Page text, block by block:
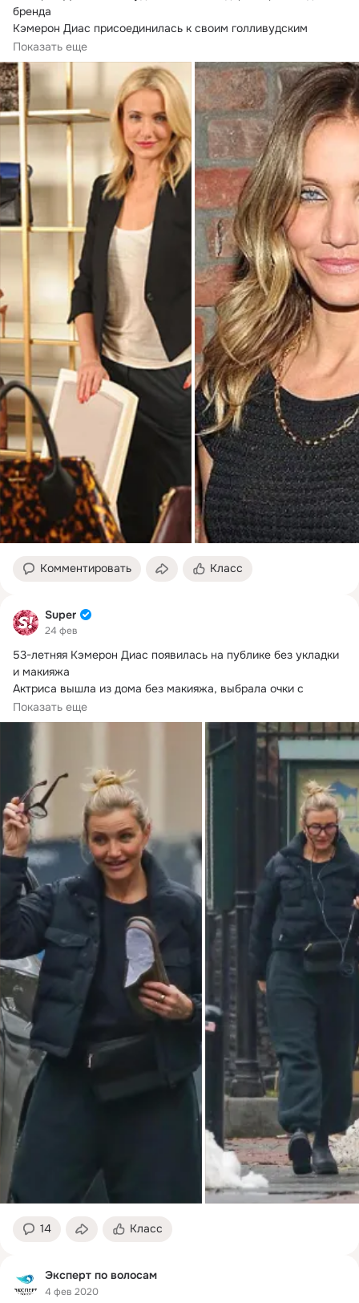
бренда
Кэмерон Диас присоединилась к своим голливудским
коллегам - актрисам, которые...
Показать еще
Комментировать Класс
Super
24 фев
53-летняя Кэмерон Диас появилась на публике без укладки
и макияжа
Актриса вышла из дома без макияжа, выбрала очки с
массивной оправой...
Показать еще
14 Класс
Эксперт по волосам
4 фев 2020